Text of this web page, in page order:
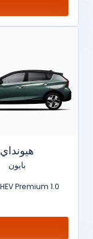
هيونداي
بايون
1.0 TGDI MHEV Premium